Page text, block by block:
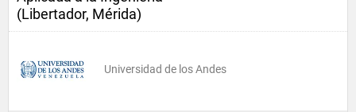
(Libertador, Mérida)
Universidad de los Andes